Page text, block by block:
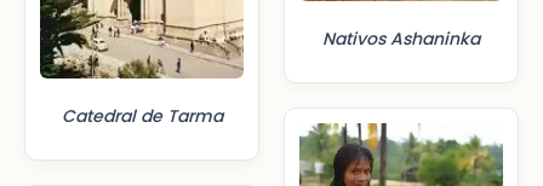
Catedral de Tarma
Nativos Ashaninka